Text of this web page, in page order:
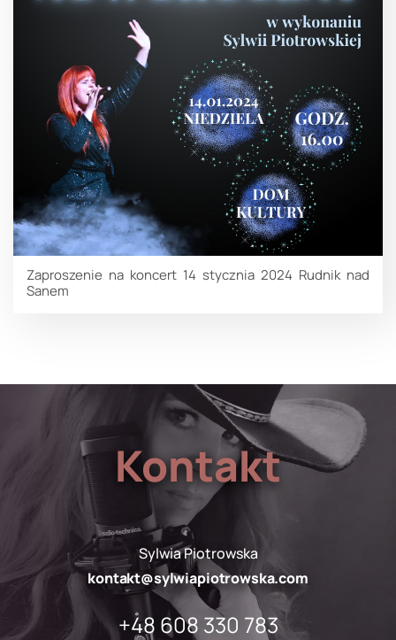
Zaproszenie na koncert 14 stycznia 2024 Rudnik nad
Sanem
Kontakt
Sylwia Piotrowska
kontakt@sylwiapiotrowska.com
+48 608 330 783